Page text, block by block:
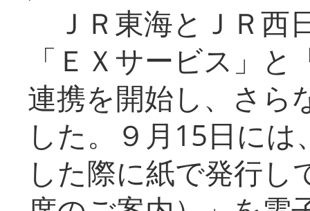
ＪＲ東海とＪＲ西
「ＥＸサービス」
連携を開始し、さら
した。９月15日に
した際に紙で発行し